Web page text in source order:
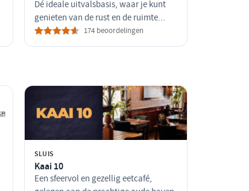
Dé ideale uitvalsbasis, waar je kunt
genieten van de rust en de ruimte...
174 beoordelingen
SLUIS
Kaai 10
Een sfeervol en gezellig eetcafé,